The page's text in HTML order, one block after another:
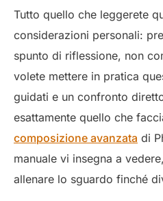
Tutto quello che leggerete
considerazioni personali:
spunto di riflessione, non
volete mettere in pratica
guidati e un confronto
esattamente quello che
composizione avanzata di
manuale vi insegna a
allenare lo sguardo finché